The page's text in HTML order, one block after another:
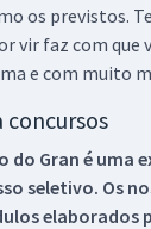
os previstos.
vir faz com que
e com muito
concursos
do Gran é uma
seletivo. Os
elaborados